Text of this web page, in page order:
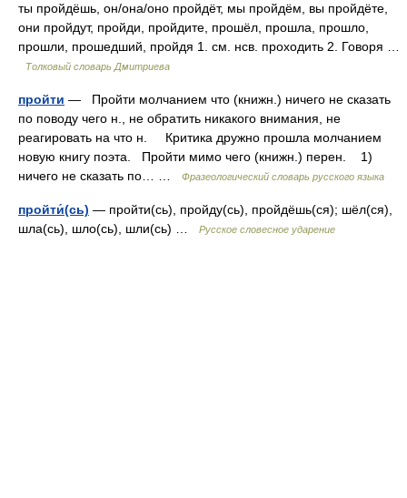
ты пройдёшь, он/она/оно пройдёт, мы пройдём, вы пройдёте,
они пройдут, пройди, пройдите, прошёл, прошла, прошло,
прошли, прошедший, пройдя 1. см. нсв. проходить 2. Говоря …
Толковый словарь Дмитриева
пройти — Пройти молчанием что (книжн.) ничего не сказать
по поводу чего н., не обратить никакого внимания, не
реагировать на что н. Критика дружно прошла молчанием
новую книгу поэта. Пройти мимо чего (книжн.) перен. 1)
ничего не сказать по… …
Фразеологический словарь русского языка
пройти́(сь) — пройти(сь), пройду(сь), пройдёшь(ся); шёл(ся),
шла(сь), шло(сь), шли(сь) …
Русское словесное ударение